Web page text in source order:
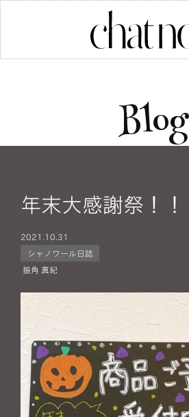
Blog
年末大感謝祭！！
2021. 10.31
シャノワール日誌
振角 真紀